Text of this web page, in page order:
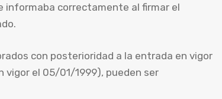
informaba correctamente al firmar el
con posterioridad a la entrada en vigor
vigor el 05/01/1999), pueden ser